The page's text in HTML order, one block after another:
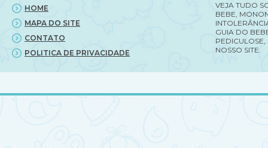
HOME
MAPA DO SITE
CONTATO
POLITICA DE PRIVACIDADE
VEJA TUDO
BEBE,
GUIA DO
PEDICULOSE,
NOSSO SITE.